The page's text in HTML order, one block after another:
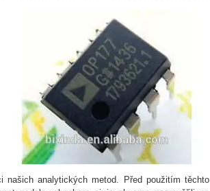
našich analytických metod. Před použitím těchto